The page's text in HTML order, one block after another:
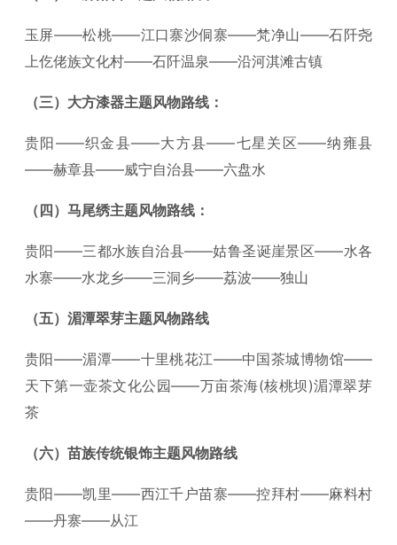
玉屏——松桃——江口寨沙侗寨——梵净山——石阡尧
上仡佬族文化村——石阡温泉——沿河淇滩古镇
（三）大方漆器主题风物路线：
贵阳——织金县——大方县——七星关区——纳雍县
——赫章县——威宁自治县——六盘水
（四）马尾绣主题风物路线：
贵阳——三都水族自治县——姑鲁圣诞崖景区——水各
水寨——水龙乡——三洞乡——荔波——独山
（五）湄潭翠芽主题风物路线
贵阳——湄潭——十里桃花江——中国茶城博物馆——
天下第一壶茶文化公园——万亩茶海(核桃坝)湄潭翠芽
茶
（六）苗族传统银饰主题风物路线
贵阳——凯里——西江千户苗寨——控拜村——麻料村
——丹寨——从江